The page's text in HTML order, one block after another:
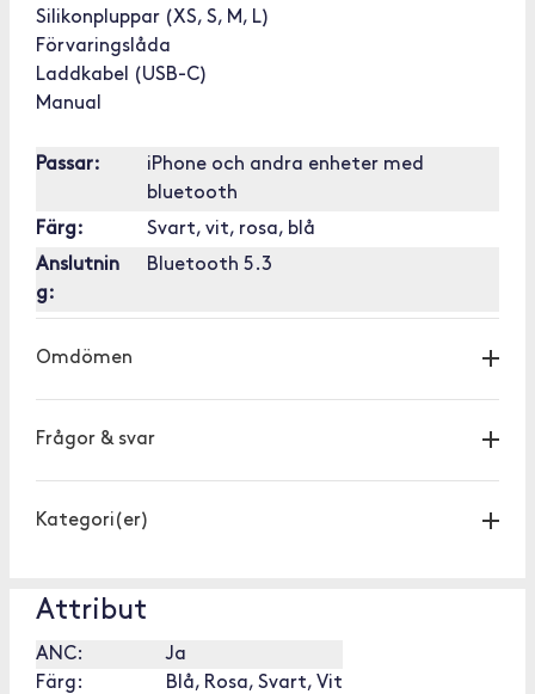
Silikonpluppar (XS, S, M, L)
Förvaringslåda
Laddkabel (USB-C)
Manual
Passar:
iPhone och andra enheter med
bluetooth
Färg:
Svart, vit, rosa, blå
Anslutnin
g:
Bluetooth 5.3
Omdömen
Frågor & svar
Kategori(er)
Attribut
ANC:
Ja
Färg:
Blå, Rosa, Svart, Vit